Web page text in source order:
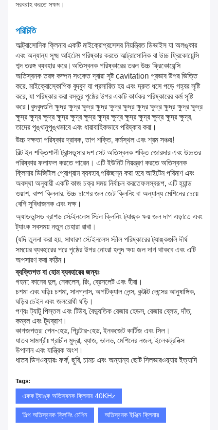
সরবরাহ করতে সক্ষম।
পরিচিতি
আল্ট্রাসোনিক ক্লিনার একটি মাইক্রোপ্রসেসর নিয়ন্ত্রিত ডিভাইস যা অলঙ্কার
এবং অন্যান্য সূক্ষ্ম আইটেম পরিষ্কার করতে আল্ট্রাসোনিক বা উচ্চ ফ্রিকোয়েন্সি
শব্দ তরঙ্গ ব্যবহার করে।অতিস্বনক পরিষ্কারের তরল উচ্চ ফ্রিকোয়েন্সি
অতিস্বনক তরঙ্গ কম্পন সংকেত দ্বারা সৃষ্ট cavitation প্রভাব উপর ভিত্তি
করে. মাইক্রোস্কোপিক বুদবুদ যা প্রসারিত হয় এবং দ্রুত ধসে পড়ে গহ্বর সৃষ্টি
করে, যা পরিষ্কার করা বস্তুর পৃষ্ঠের উপর একটি কার্যকর পরিষ্কারের কর্ম সৃষ্টি
করে।বুদবুদগুলি ক্ষুদ্র ক্ষুদ্র ক্ষুদ্র ক্ষুদ্র ক্ষুদ্র ক্ষুদ্র ক্ষুদ্র ক্ষুদ্র ক্ষুদ্র ক্ষুদ্র ক্ষুদ্র
ক্ষুদ্র ক্ষুদ্র ক্ষুদ্র ক্ষুদ্র ক্ষুদ্র ক্ষুদ্র ক্ষুদ্র ক্ষুদ্র ক্ষুদ্র ক্ষুদ্র ক্ষুদ্র ক্ষুদ্র ক্ষুদ্র,
তাদের পুঙ্খানুপুঙ্খভাবে এবং ধারাবাহিকভাবে পরিষ্কার করা।
উচ্চ দক্ষতা পরিষ্কার দ্রাবক, তাপ শক্তি, কর্মস্থল এবং শ্রম সঞ্চয়!
বিল্ট ইন শক্তিশালী ট্রান্সডুসার দশ সেট অতিস্বনক শক্তি জোরদার এবং উচ্চতর
পরিষ্কার ফলাফল করতে পারেন। এটি ইউনিট নিয়ন্ত্রণ করতে অতিস্বনক
ক্লিনার ডিজিটাল প্রোগ্রাম ব্যবহার,পরিচ্ছন্ন করা হবে আইটেম পরিমাণ এবং
অবস্থা অনুযায়ী একটি কাজ চক্র সময় নির্বাচন করতেফলস্বরূপ, এটি হ্যান্ড
ওয়াশ, বাষ্প ক্লিনার, উচ্চ চাপের জল জেট ক্লিনিং বা অন্যান্য মেশিনের চেয়ে
বেশি সুবিধাজনক এবং দক্ষ।
অ্যাডভান্সড ব্রাশড স্টেইনলেস স্টিল ক্লিনিং ট্যাঙ্ক ক্ষয় জল দাগ এড়াতে এবং
ট্যাংক সবসময় নতুন চেহারা রাখা।
(যদি তুলনা করা হয়, সাধারণ স্টেইনলেস স্টীল পরিষ্কারের ট্যাঙ্কগুলি দীর্ঘ
সময়ের ব্যবহারের পরে পৃষ্ঠের উপর নোংরা হলুদ ক্ষয় জল দাগ থাকবে এবং এটি
অপসারণ করা কঠিন।
ব্যক্তিগত বা হোম ব্যবহারের জন্যঃ
গহনা: কানের দুল, নেকলেস, রিং, ব্রেসলেট এবং হীরা।
চশমা এবং ঘড়িঃ চশমা, সানগ্লাস, অপটিক্যাল লেন্স, কন্টাক্ট লেন্সের আনুষাঙ্গিক,
ঘড়ির চেইন এবং জলরোধী ঘড়ি।
পণ্যঃ ট্যাটু পিস্তল এবং টিউব, বৈদ্যুতিক রেজার হেডস, রেজার ব্লেড, দাঁত,
কম্বল এবং টুথব্রাশ।
কাগজপত্র: পেন-হেড, প্রিন্টার-হেড, ইনকজেট কার্টিজ এবং সিল।
ধাতব সামগ্রীঃ প্রাচীন মুদ্রা, ব্যাজ, ভালভ, মেশিনের নজল, ইলেকট্রনিক্স
উপাদান এবং যান্ত্রিক অংশ।
ধাতব ডিশওয়্যারঃ ফর্ক, ছুরি, চামচ এবং অন্যান্য ছোট সিলভারওয়্যার ইত্যাদি
Tags:
একক ট্যাঙ্ক অতিস্বনক ক্লিনার 40KHz
শিল্প অতিস্বনক ক্লিনিং মেশিন অতিস্বনক ইঞ্জিন ক্লিনার